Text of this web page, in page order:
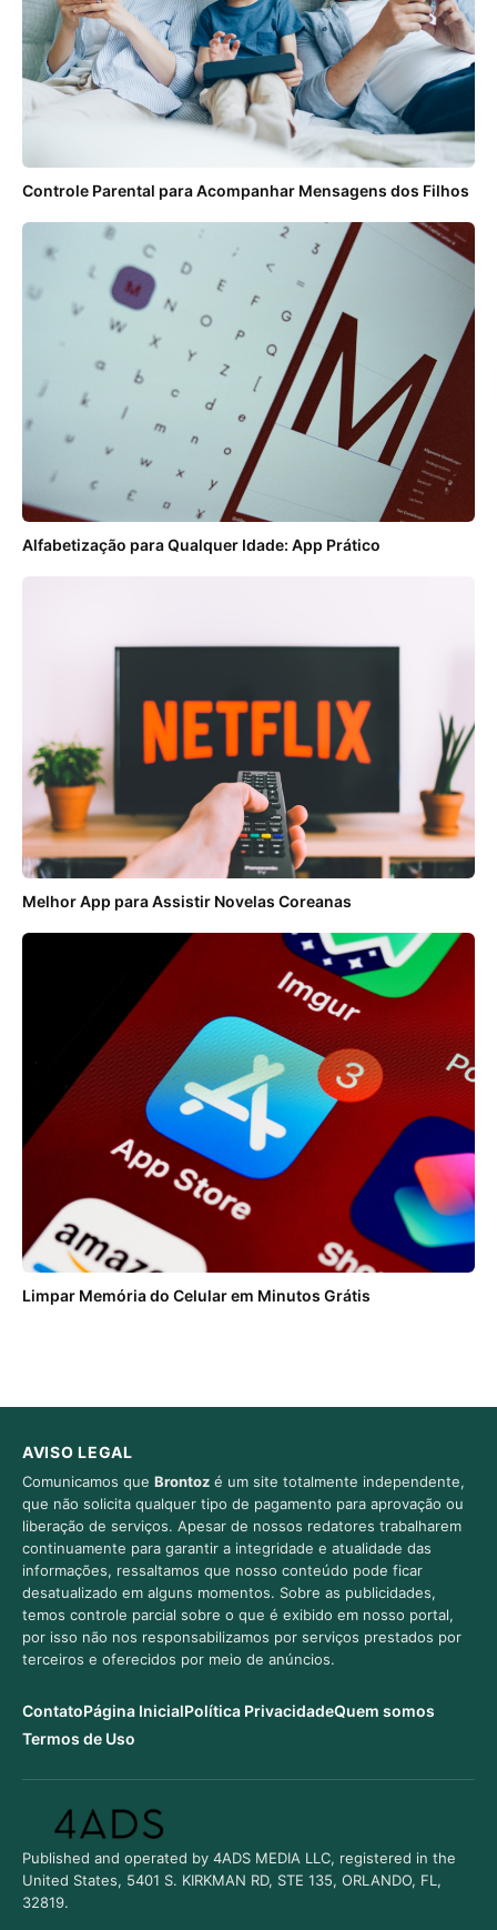
Controle Parental para Acompanhar Mensagens dos Filhos
Alfabetização para Qualquer Idade: App Prático
Melhor App para Assistir Novelas Coreanas
Limpar Memória do Celular em Minutos Grátis
AVISO LEGAL
Comunicamos que Brontoz é um site totalmente independente,
que não solicita qualquer tipo de pagamento para aprovação ou
liberação de serviços. Apesar de nossos redatores trabalharem
continuamente para garantir a integridade e atualidade das
informações, ressaltamos que nosso conteúdo pode ficar
desatualizado em alguns momentos. Sobre as publicidades,
temos controle parcial sobre o que é exibido em nosso portal,
por isso não nos responsabilizamos por serviços prestados por
terceiros e oferecidos por meio de anúncios.
ContatoPágina InicialPolítica PrivacidadeQuem somos
Termos de Uso
Published and operated by 4ADS MEDIA LLC, registered in the
United States, 5401 S. KIRKMAN RD, STE 135, ORLANDO, FL,
32819.